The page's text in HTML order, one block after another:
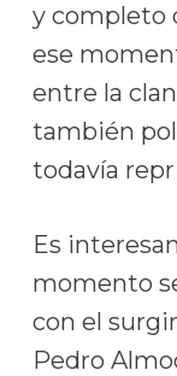
y completo
ese
entre la
también
todavía
Es
momento
con el
Pedro